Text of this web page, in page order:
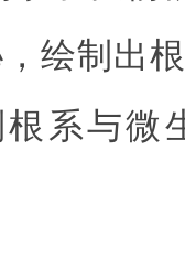
绘制出
系与微